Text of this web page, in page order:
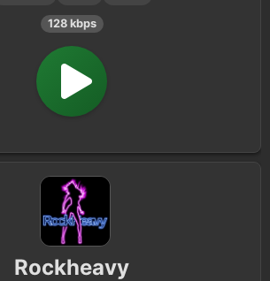
128 kbps
Rockheavy